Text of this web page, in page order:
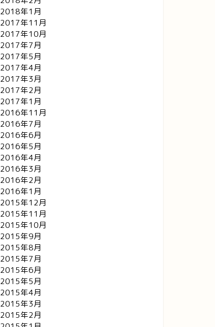
2018年1月
2017年11月
2017年10月
2017年7月
2017年5月
2017年4月
2017年3月
2017年2月
2017年1月
2016年11月
2016年7月
2016年6月
2016年5月
2016年4月
2016年3月
2016年2月
2016年1月
2015年12月
2015年11月
2015年10月
2015年9月
2015年8月
2015年7月
2015年6月
2015年5月
2015年4月
2015年3月
2015年2月